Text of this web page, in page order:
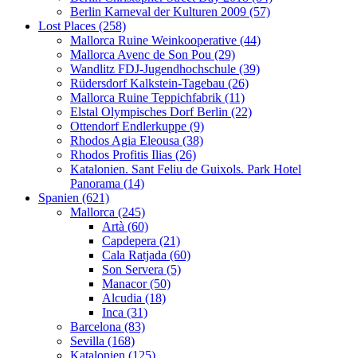
Berlin Karneval der Kulturen 2009 (57)
Lost Places (258)
Mallorca Ruine Weinkooperative (44)
Mallorca Avenc de Son Pou (29)
Wandlitz FDJ-Jugendhochschule (39)
Rüdersdorf Kalkstein-Tagebau (26)
Mallorca Ruine Teppichfabrik (11)
Elstal Olympisches Dorf Berlin (22)
Ottendorf Endlerkuppe (9)
Rhodos Agia Eleousa (38)
Rhodos Profitis Ilias (26)
Katalonien. Sant Feliu de Guixols. Park Hotel
Panorama (14)
Spanien (621)
Mallorca (245)
Artà (60)
Capdepera (21)
Cala Ratjada (60)
Son Servera (5)
Manacor (50)
Alcudia (18)
Inca (31)
Barcelona (83)
Sevilla (168)
Katalonien (125)